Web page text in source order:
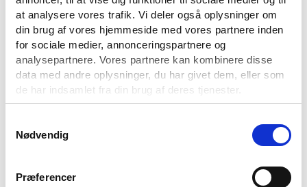
at analysere vores trafik. Vi deler også oplysninger om
din brug af vores hjemmeside med vores partnere inden
for sociale medier, annonceringspartnere og
analysepartnere. Vores partnere kan kombinere disse
data med andre oplysninger, du har givet dem, eller som
de har indsamlet fra din brug af deres tjenester.
samtykke ved at benytte linket til cookieindstillinger i
Nødvendig
Præferencer